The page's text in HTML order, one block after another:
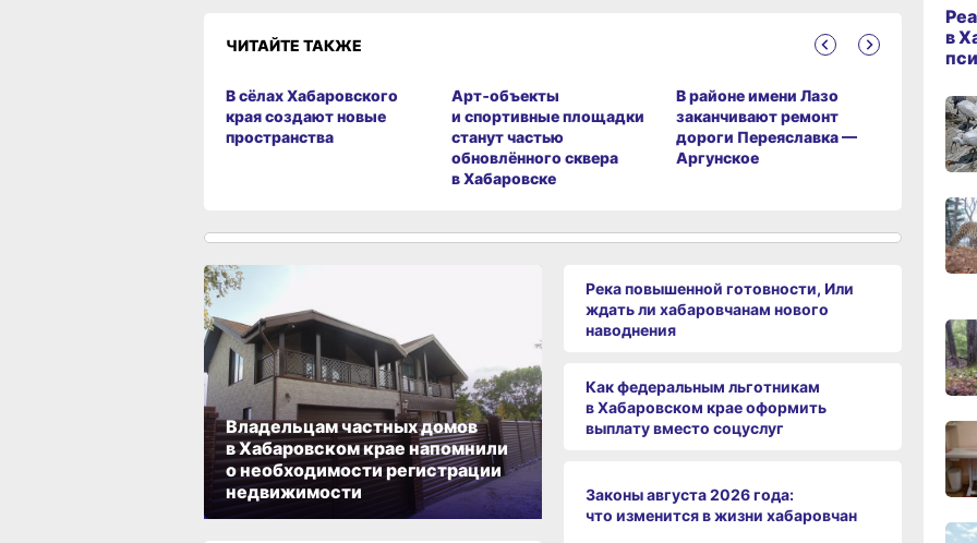
ЧИТАЙТЕ ТАКЖЕ
В сёлах Хабаровского
края создают новые
пространства
Арт‑объекты
и спортивные площадки
станут частью
обновлённого сквера
в Хабаровске
В районе имени Лазо
заканчивают ремонт
дороги Переяславка —
Аргунское
Тысячи
Владельцам частных домов
в Хабаровском крае напомнили
о необходимости регистрации
недвижимости
Река повышенной готовности, Или
ждать ли хабаровчанам нового
наводнения
Как федеральным льготникам
в Хабаровском крае оформить
выплату вместо соцуслуг
Законы августа 2026 года:
что изменится в жизни хабаровчан
11:14,
в